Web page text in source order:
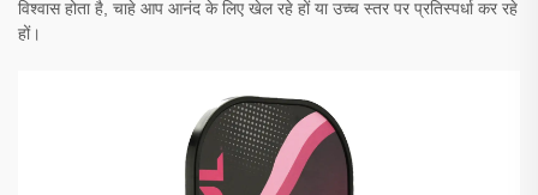
विश्वास होता है, चाहे आप आनंद के लिए खेल रहे हों या उच्च स्तर पर प्रतिस्पर्धा कर रहे
हों।